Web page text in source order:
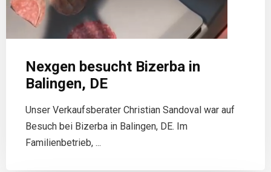
Nexgen besucht Bizerba in
Balingen, DE
Unser Verkaufsberater Christian Sandoval war auf
Besuch bei Bizerba in Balingen, DE. Im
Familienbetrieb, ...